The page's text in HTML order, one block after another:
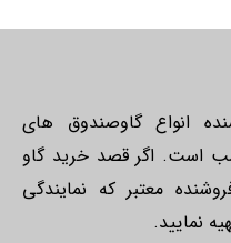
انواع گاوصندوق های
است. اگر قصد خرید گاو
معتبر که نمایندگی
نمایید.